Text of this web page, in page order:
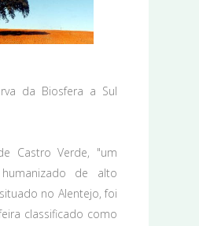
da Biosfera a Sul
Castro Verde, "um
humanizado de alto
no Alentejo, foi
classificado como